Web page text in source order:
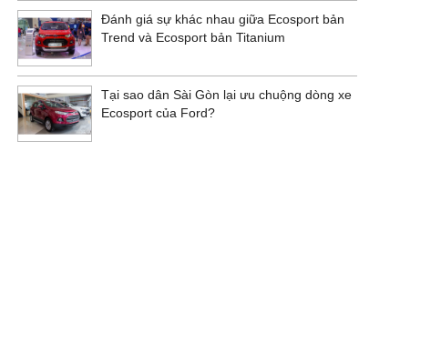
Đánh giá sự khác nhau giữa Ecosport bản
Trend và Ecosport bản Titanium
Tại sao dân Sài Gòn lại ưu chuộng dòng xe
Ecosport của Ford?